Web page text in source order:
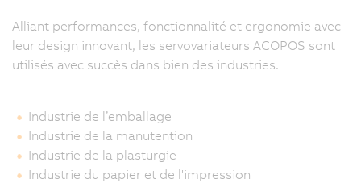
Alliant performances, fonctionnalité et ergonomie avec
leur design innovant, les servovariateurs ACOPOS sont
utilisés avec succès dans bien des industries.
Industrie de l’emballage
Industrie de la manutention
Industrie de la plasturgie
Industrie du papier et de l'impression